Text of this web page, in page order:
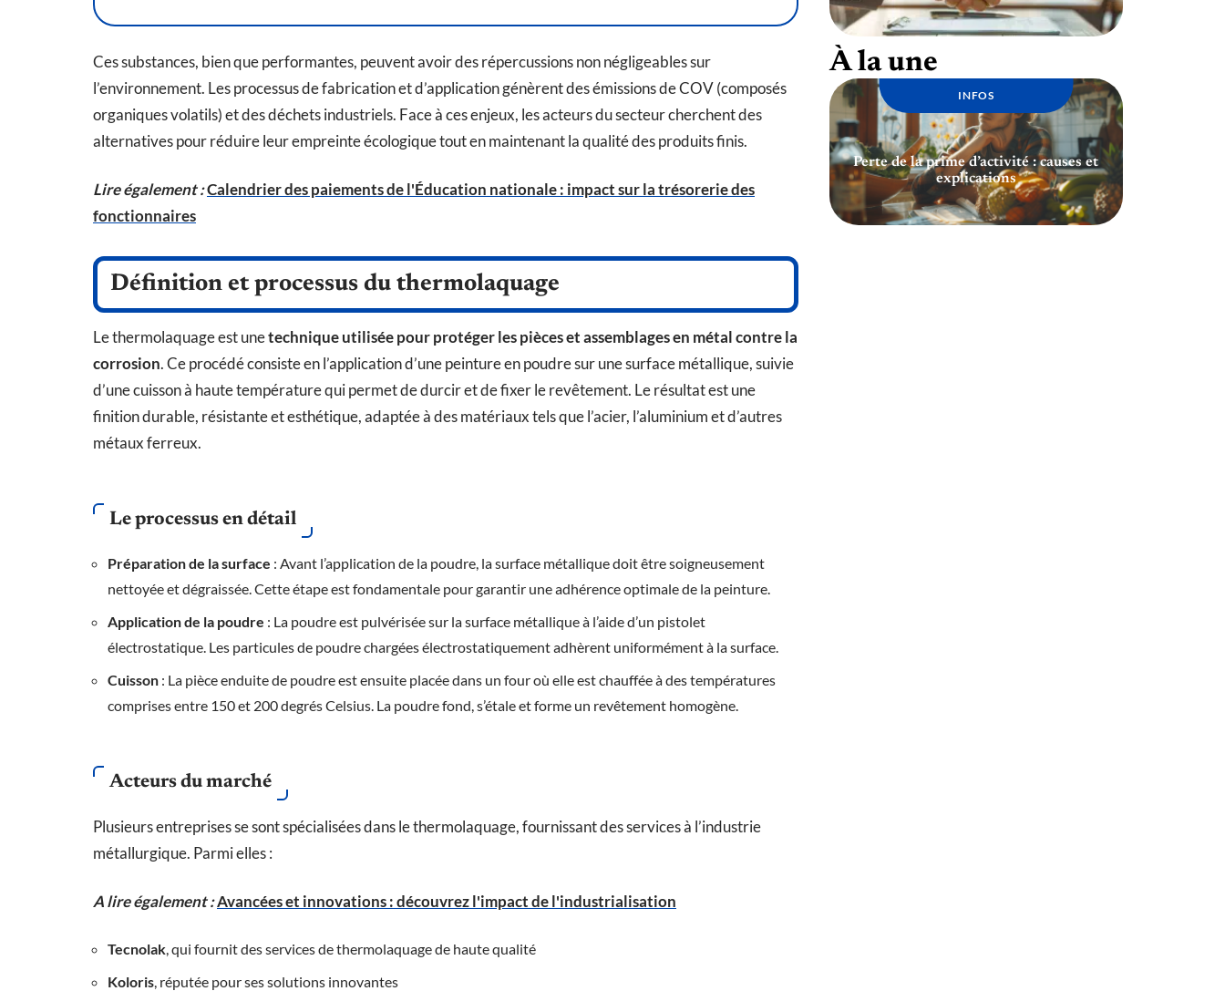
Ces substances, bien que performantes, peuvent avoir des répercussions non négligeables sur
l’environnement. Les processus de fabrication et d’application génèrent des émissions de COV (composés
organiques volatils) et des déchets industriels. Face à ces enjeux, les acteurs du secteur cherchent des
alternatives pour réduire leur empreinte écologique tout en maintenant la qualité des produits finis.
Lire également :Calendrier des paiements de l'Éducation nationale : impact sur la trésorerie des
fonctionnaires
Définition et processus du thermolaquage
Le thermolaquage est unetechnique utilisée pour protéger les pièces et assemblages en métal contre la
corrosion. Ce procédé consiste en l’application d’une peinture en poudre sur une surface métallique, suivie
d’une cuisson à haute température qui permet de durcir et de fixer le revêtement. Le résultat est une
finition durable, résistante et esthétique, adaptée à des matériaux tels que l’acier, l’aluminium et d’autres
métaux ferreux.
Le processus en détail
Préparation de la surface : Avant l’application de la poudre, la surface métallique doit être soigneusement
nettoyée et dégraissée. Cette étape est fondamentale pour garantir une adhérence optimale de la peinture.
Application de la poudre : La poudre est pulvérisée sur la surface métallique à l’aide d’un pistolet
électrostatique. Les particules de poudre chargées électrostatiquement adhèrent uniformément à la surface.
Cuisson : La pièce enduite de poudre est ensuite placée dans un four où elle est chauffée à des températures
comprises entre 150 et 200 degrés Celsius. La poudre fond, s’étale et forme un revêtement homogène.
Acteurs du marché
Plusieurs entreprises se sont spécialisées dans le thermolaquage, fournissant des services à l’industrie
métallurgique. Parmi elles :
A lire également :Avancées et innovations : découvrez l'impact de l'industrialisation
Tecnolak, qui fournit des services de thermolaquage de haute qualité
Koloris, réputée pour ses solutions innovantes
À la une
INFOS
Perte de la prime d’activité : causes et
explications